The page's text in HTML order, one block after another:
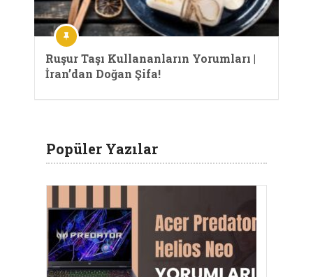
Ruşur Taşı Kullananların Yorumları |
İran’dan Doğan Şifa!
Popüler Yazılar